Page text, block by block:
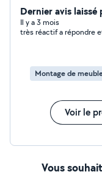
Dernier avis
Il y a 3 mois
très réactif a répondre
Montage de
Voir le
Vous